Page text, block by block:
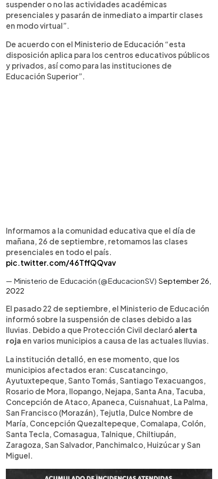
suspender o no las actividades académicas
presenciales y pasarán de inmediato a impartir clases
en modo virtual”.
De acuerdo con el Ministerio de Educación “esta
disposición aplica para los centros educativos públicos
y privados, así como para las instituciones de
Educación Superior”.
Informamos a la comunidad educativa que el día de
mañana, 26 de septiembre, retomamos las clases
presenciales en todo el país.
pic.twitter.com/46TffQQvav
— Ministerio de Educación (@EducacionSV) September 26,
2022
El pasado 22 de septiembre, el Ministerio de Educación
informó sobre la suspensión de clases debido a las
lluvias. Debido a que Protección Civil declaró alerta
roja en varios municipios a causa de las actuales lluvias.
La institución detalló, en ese momento, que los
municipios afectados eran: Cuscatancingo,
Ayutuxtepeque, Santo Tomás, Santiago Texacuangos,
Rosario de Mora, Ilopango, Nejapa, Santa Ana, Tacuba,
Concepción de Ataco, Apaneca, Cuisnahuat, La Palma,
San Francisco (Morazán), Tejutla, Dulce Nombre de
María, Concepción Quezaltepeque, Comalapa, Colón,
Santa Tecla, Comasagua, Talnique, Chiltiupán,
Zaragoza, San Salvador, Panchimalco, Huizúcar y San
Miguel.